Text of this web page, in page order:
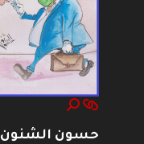
حسون الشنون